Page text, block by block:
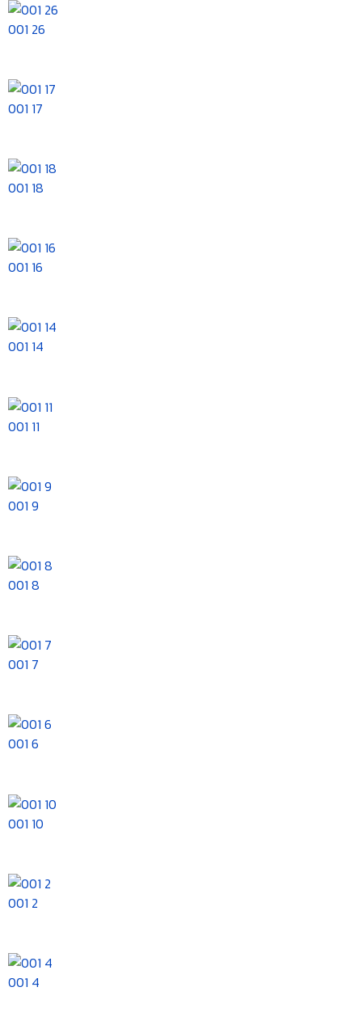
001 26
001 17
001 18
001 16
001 14
001 11
001 9
001 8
001 7
001 6
001 10
001 2
001 4